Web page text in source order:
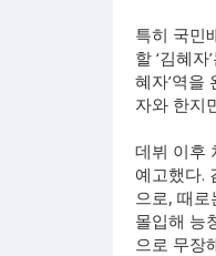
특히 국민
할 ‘김혜
혜자’역을
자와 한지
데뷔 이후
예고했다.
으로, 때로
몰입해 능
으로 무장